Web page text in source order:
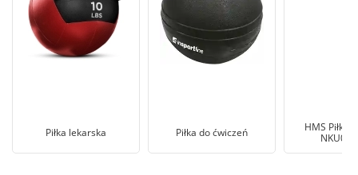
Piłka lekarska Piłka do ćwiczeń
HMS Piłka
NKU07,